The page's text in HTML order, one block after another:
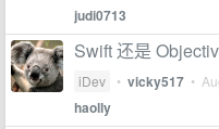
judi0713
Swift 还是
iDev • vicky517 •
haolly